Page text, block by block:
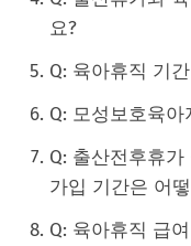
요?
Q: 육아휴직 기
Q: 모성보호육
Q: 출산전후휴
가입 기간은 어
Q: 육아휴직 급